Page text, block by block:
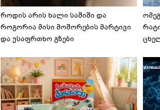
როდის არის ხალი საშიში და
როგორია მისი მოშორების მარტივი
და უსაფრთხო გზები